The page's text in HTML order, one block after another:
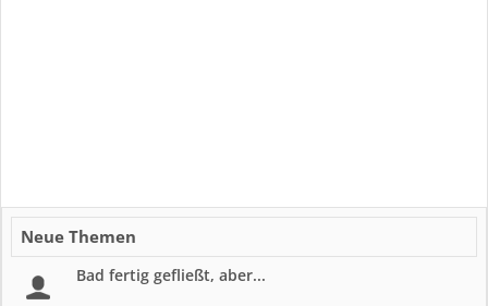
Neue Themen
Bad fertig gefließt, aber...